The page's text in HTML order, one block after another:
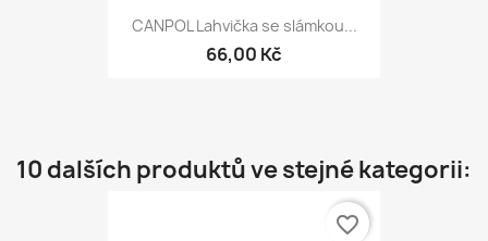
CANPOL Lahvička se slámkou...
66,00 Kč
10 dalších produktů ve stejné kategorii:
favorite_border